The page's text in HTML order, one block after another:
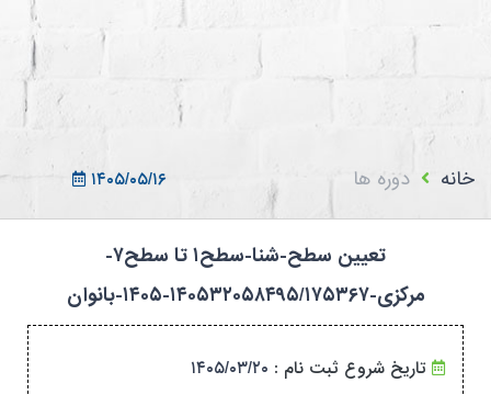
۱۴۰۵/۰۵/۱۶
خانه دوره ها
تعیین سطح-شنا-سطح۱ تا سطح۷-
مرکزی-۱۴۰۵۳۲۰۵۸۴۹۵/۱۷۵۳۶۷-۱۴۰۵-بانوان
تاریخ شروع ثبت نام : ۱۴۰۵/۰۳/۲۰